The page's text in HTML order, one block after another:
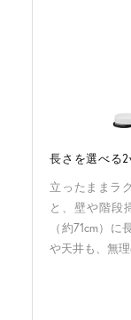
長さを選べる
立ったままラ
と、壁や階段
（約71cm）
や天井も、無